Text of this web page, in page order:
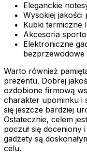
Eleganckie
Wysokiej
Kubki termiczne
Akcesoria
Elektroniczne
bezprzewodowe
Warto również
prezentu. Dobrej
ozdobione firmową
charakter upominku i
się jeszcze bardziej
Ostatecznie, celem
poczuł się doceniony
gadżety są
celu.